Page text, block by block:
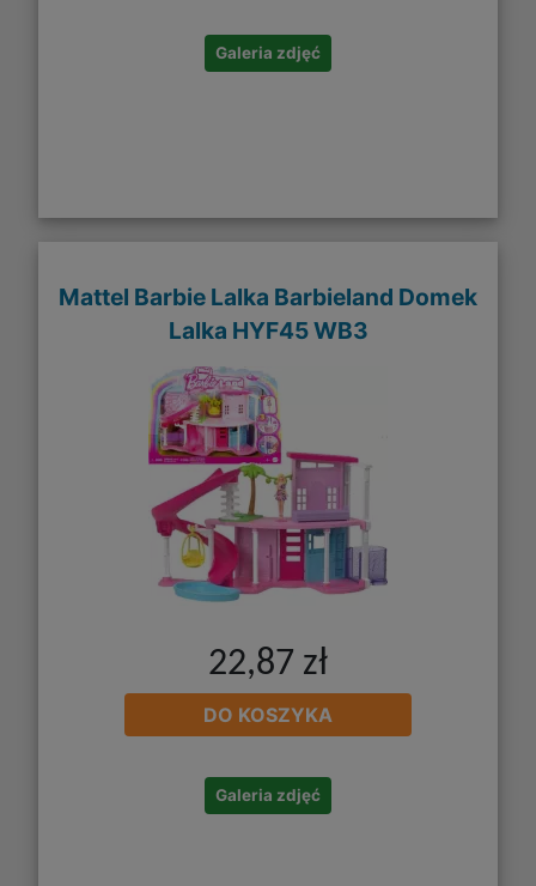
Galeria zdjęć
Mattel Barbie Lalka Barbieland Domek
Lalka HYF45 WB3
22,87 zł
DO KOSZYKA
Galeria zdjęć